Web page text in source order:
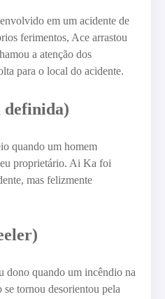
em um acidente de
ferimentos, Ace arrastou
a atenção dos
para o local do acidente.
definida)
quando um homem
proprietário. Ai Ka foi
mas felizmente
dono quando um incêndio na
tornou desorientou pela